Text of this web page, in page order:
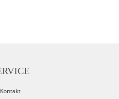
Kontakt